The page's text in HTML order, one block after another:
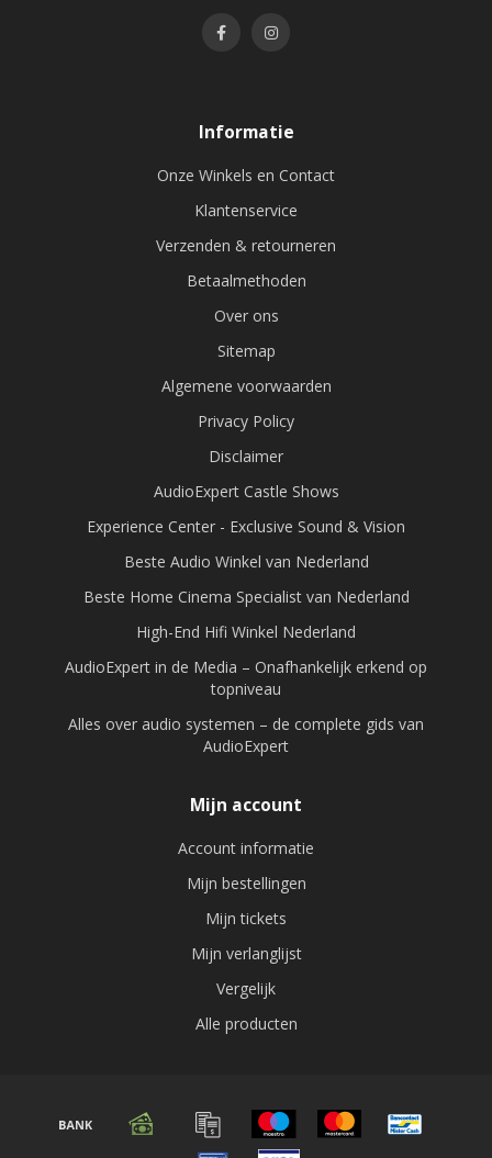
Informatie
Onze Winkels en Contact
Klantenservice
Verzenden & retourneren
Betaalmethoden
Over ons
Sitemap
Algemene voorwaarden
Privacy Policy
Disclaimer
AudioExpert Castle Shows
Experience Center - Exclusive Sound & Vision
Beste Audio Winkel van Nederland
Beste Home Cinema Specialist van Nederland
High-End Hifi Winkel Nederland
AudioExpert in de Media – Onafhankelijk erkend op
topniveau
Alles over audio systemen – de complete gids van
AudioExpert
Mijn account
Account informatie
Mijn bestellingen
Mijn tickets
Mijn verlanglijst
Vergelijk
Alle producten